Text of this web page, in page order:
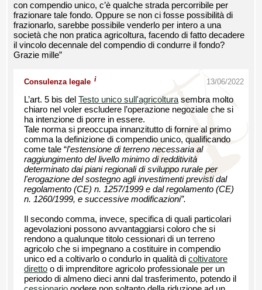
con compendio unico, c’è qualche strada percorribile per
frazionare tale fondo. Oppure se non ci fosse possibilità di
frazionarlo, sarebbe possibile venderlo per intero a una
società che non pratica agricoltura, facendo di fatto decadere
il vincolo decennale del compendio di condurre il fondo?
Grazie mille”
Consulenza legale i 13/06/2022
L’art. 5 bis del Testo unico sull'agricoltura sembra molto
chiaro nel voler escludere l’operazione negoziale che si
ha intenzione di porre in essere.
Tale norma si preoccupa innanzitutto di fornire al primo
comma la definizione di compendio unico, qualificando
come tale “l'estensione di terreno necessaria al
raggiungimento del livello minimo di redditività
determinato dai piani regionali di sviluppo rurale per
l'erogazione del sostegno agli investimenti previsti dal
regolamento (CE) n. 1257/1999 e dal regolamento (CE)
n. 1260/1999, e successive modificazioni”.
Il secondo comma, invece, specifica di quali particolari
agevolazioni possono avvantaggiarsi coloro che si
rendono a qualunque titolo cessionari di un terreno
agricolo che si impegnano a costituire in compendio
unico ed a coltivarlo o condurlo in qualità di coltivatore
diretto o di imprenditore agricolo professionale per un
periodo di almeno dieci anni dal trasferimento, potendo il